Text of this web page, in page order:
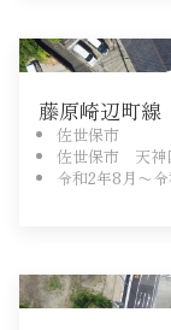
竣工
藤原崎辺町線
佐世保市
佐世保市 天神
令和2年8月〜
竣工